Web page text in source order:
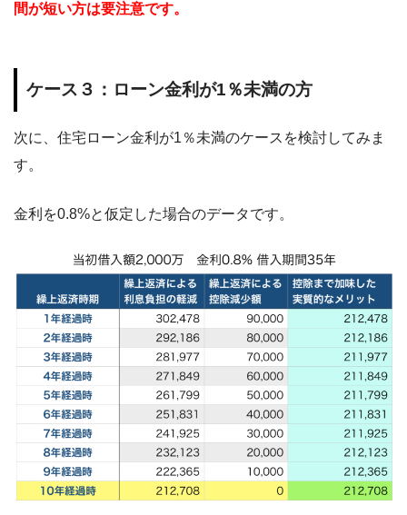
間が短い方は要注意です。
ケース３：ローン金利が1％未満の方
次に、住宅ローン金利が1％未満のケースを検討してみま
す。
金利を0.8%と仮定した場合のデータです。